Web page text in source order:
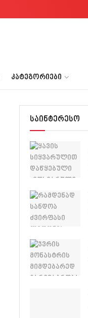
ᲙᲐᲢᲔᲒᲝᲠᲘᲔᲑᲘ
საინტერესო